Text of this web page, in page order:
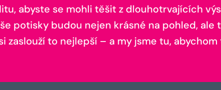
abyste se mohli těšit z dlouhotrvajících
potisky budou nejen krásné na pohled, ale
zaslouží to nejlepší – a my jsme tu, abychom